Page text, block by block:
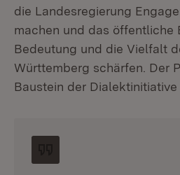
die Landesregierung
machen und das öffentliche
Bedeutung und die Vielfalt
Württemberg schärfen. Der
Baustein der Dialektinitiative